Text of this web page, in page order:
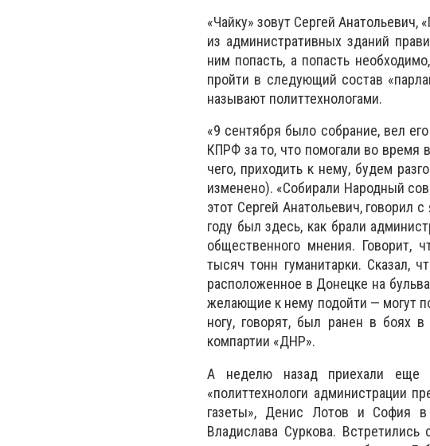
«Чайку» зовут Сергей
из административных зданий
ним попасть, а попасть
пройти в следующий состав
называют политтехнологами.
«9 сентября было собрание, вел
КПРФ за то, что помогали во время
чего, приходить к нему, будем
изменено). «Собирали Народный
этот Сергей Анатольевич, говорил
году был здесь, как брали
общественного мнения. Говорит,
тысяч тонн гуманитарки. Сказал,
расположенное в Донецке на
желающие к нему подойти — могут
ногу, говорят, был ранен в боях
компартии «ДНР».
А неделю назад приехали еще
«политтехнологи администрации
газеты», Денис Лотов и София
Владислава Суркова.